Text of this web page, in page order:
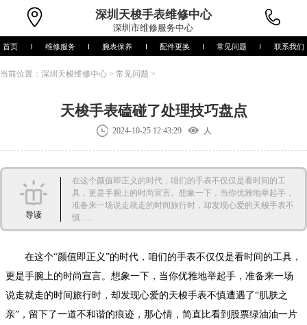
深圳 天梭手表维修中心
深圳市维修服务中心
首页 维修服务 腕表保养 配件更换 常见问题 联系我们
当前位置： 深圳天梭维修中心 > 常见问题 >
天梭手表磕碰了处理技巧盘点
2024-10-25 12:43:29 人
导读
在这个颜值即正义的时代，咱们的手表不仅仅是看时间的工
具，更是手腕上的时尚宣言。想象一下，当你优雅地举起手，
准备来一场说走就走的时间旅行时，却发现心爱的天梭手表不
慎......
在这个“颜值即正义”的时代，咱们的手表不仅仅是看时间的工具，
更是手腕上的时尚宣言。想象一下，当你优雅地举起手，准备来一场
说走就走的时间旅行时，却发现心爱的天梭手表不慎遭遇了“肌肤之
亲”，留下了一道不和谐的痕迹，那心情，简直比看到股票绿油油一片